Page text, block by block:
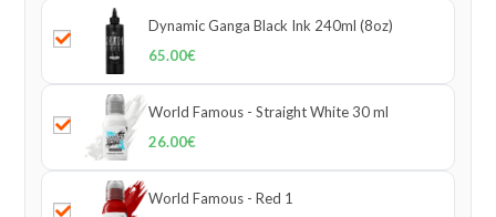
Dynamic Ganga Black Ink 240ml (8oz)
65.00€
World Famous - Straight White 30 ml
26.00€
World Famous - Red 1